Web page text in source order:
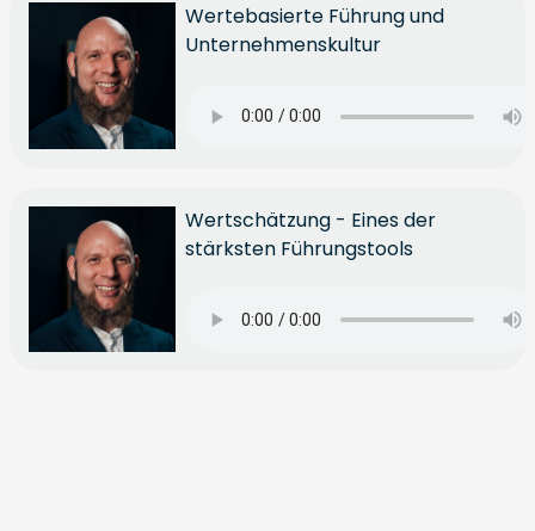
Wertebasierte Führung und
Unternehmenskultur
Wertschätzung - Eines der
stärksten Führungstools